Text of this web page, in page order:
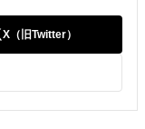
X（旧Twitter）